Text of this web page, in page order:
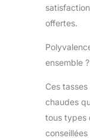
offertes.
ensemble ?
Ces
chaudes
tous types